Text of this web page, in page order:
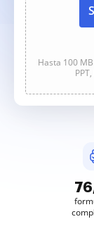
Hasta 100